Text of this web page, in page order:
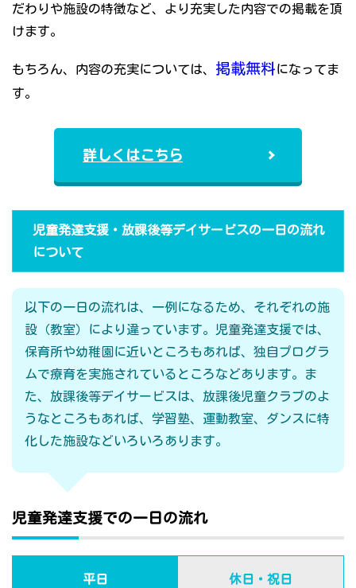
だわりや施設の特徴など、より充実した内容での掲載を頂
けます。
もちろん、内容の充実については、 掲載無料になってま
す。
詳しくはこちら
児童発達支援・放課後等デイサービスの一日の流れ
について
以下の一日の流れは、一例になるため、それぞれの施
設（教室）により違っています。児童発達支援では、
保育所や幼稚園に近いところもあれば、独自プログラ
ムで療育を実施されているところなどあります。ま
た、放課後等デイサービスは、放課後児童クラブのよ
うなところもあれば、学習塾、運動教室、ダンスに特
化した施設などいろいろあります。
児童発達支援での一日の流れ
平日 休日・祝日